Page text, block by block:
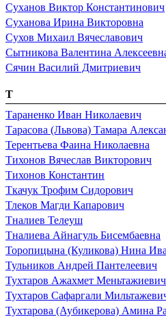
Суханов Виктор Константинович
Суханова Ирина Викторовна
Сухов Михаил Вячеславович
Сытникова Валентина
Сячин Василий Дмитриевич
Т
Тараненко Иван Николаевич
Тарасова (Львова) Тамара
Терентьева Фаина Николаевна
Тихонов Вячеслав Викторович
Тихонов Константин
Ткачук Трофим Сидорович
Тлеков Магди Капарович
Тналиев Телеуш
Тналиева Айнагуль Бисембаевна
Торопицына (Куликова) Нина
Тульников Андрей Пантелеевич
Тухтаров Ажахмет
Тухтаров Сафаргали
Тухтарова (Аубикерова) Амина